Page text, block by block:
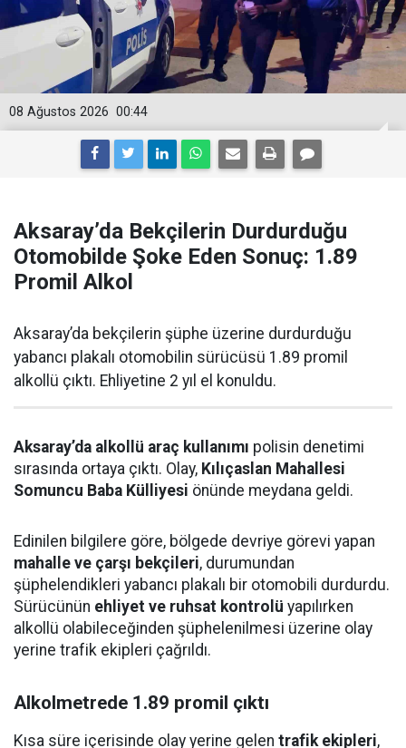
00:44
08 Ağustos 2026
Aksaray’da Bekçilerin Durdurduğu
Otomobilde Şoke Eden Sonuç: 1.89
Promil Alkol
Aksaray’da bekçilerin şüphe üzerine durdurduğu
yabancı plakalı otomobilin sürücüsü 1.89 promil
alkollü çıktı. Ehliyetine 2 yıl el konuldu.
Aksaray’da alkollü araç kullanımı polisin denetimi
sırasında ortaya çıktı. Olay, Kılıçaslan Mahallesi
Somuncu Baba Külliyesi önünde meydana geldi.
Edinilen bilgilere göre, bölgede devriye görevi yapan
mahalle ve çarşı bekçileri, durumundan
şüphelendikleri yabancı plakalı bir otomobili durdurdu.
Sürücünün ehliyet ve ruhsat kontrolü yapılırken
alkollü olabileceğinden şüphelenilmesi üzerine olay
yerine trafik ekipleri çağrıldı.
Alkolmetrede 1.89 promil çıktı
Kısa süre içerisinde olay yerine gelen trafik ekipleri,